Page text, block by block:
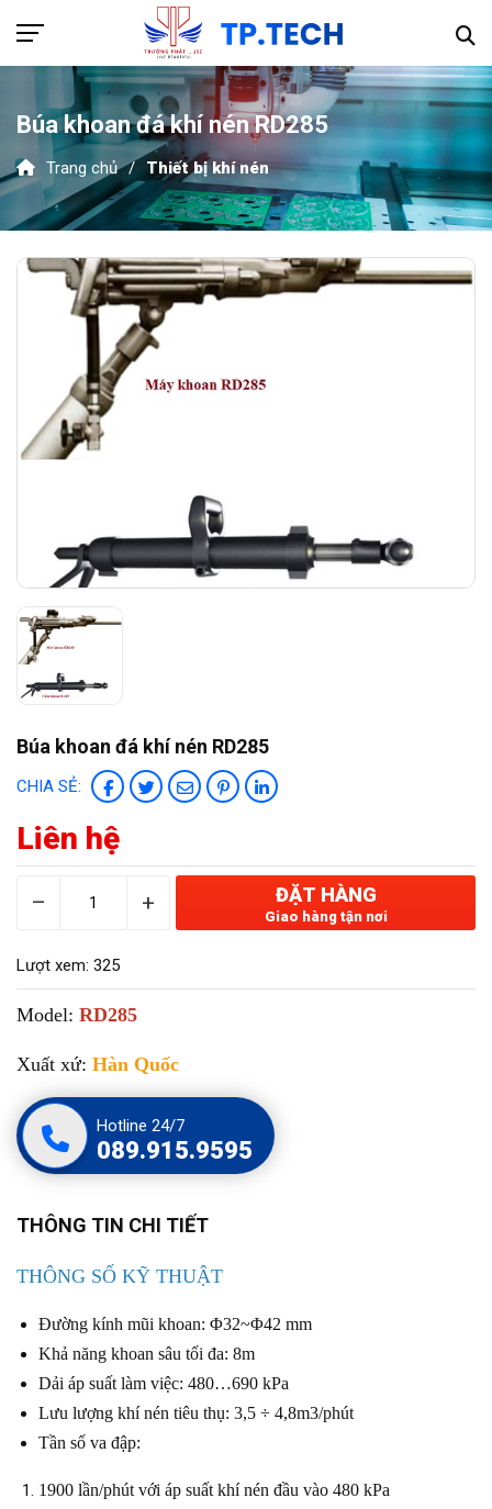
Hotline 089.915.9595
TRANG CHỦ
GIỚI THIỆU
SẢN PHẨM
Thiết bị khí nén
Thiết bị phòng nổ
Dụng cụ dưới nước
MINING EQUIPMENT
Thiết bị tự động hoá
Thiết bị đo lường và kiểm tra
DỰ ÁN
Hỏi đáp
LIÊN HỆ
Búa khoan đá khí nén RD285
Trang chủ Thiết bị khí nén
Búa khoan đá khí nén RD285
CHIA SẺ:
Liên hệ
– + ĐẶT HÀNG
Giao hàng tận nơi
Lượt xem: 325
Model: RD285
Xuất xứ: Hàn Quốc
Hotline 24/7
089.915.9595
THÔNG TIN CHI TIẾT
THÔNG SỐ KỸ THUẬT
Đường kính mũi khoan: Φ32~Φ42 mm
Khả năng khoan sâu tối đa: 8m
Dải áp suất làm việc: 480…690 kPa
Lưu lượng khí nén tiêu thụ: 3,5 ÷ 4,8m3/phút
Tần số va đập:
1900 lần/phút với áp suất khí nén đầu vào 480 kPa